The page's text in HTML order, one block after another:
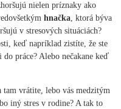
nielen príznaky ako
hnačka, ktorá býva
v stresových situáciách?
keď napríklad zistíte, že ste
práce? Alebo nečakane keď
tam vrátite, lebo vás medzitým
iný stres v rodine? A tak to